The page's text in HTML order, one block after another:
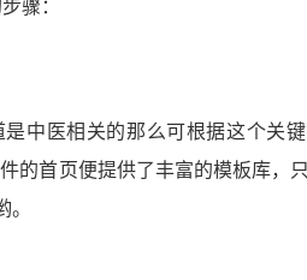
骤：
中医相关的那么可根据这个关
的首页便提供了丰富的模板库，